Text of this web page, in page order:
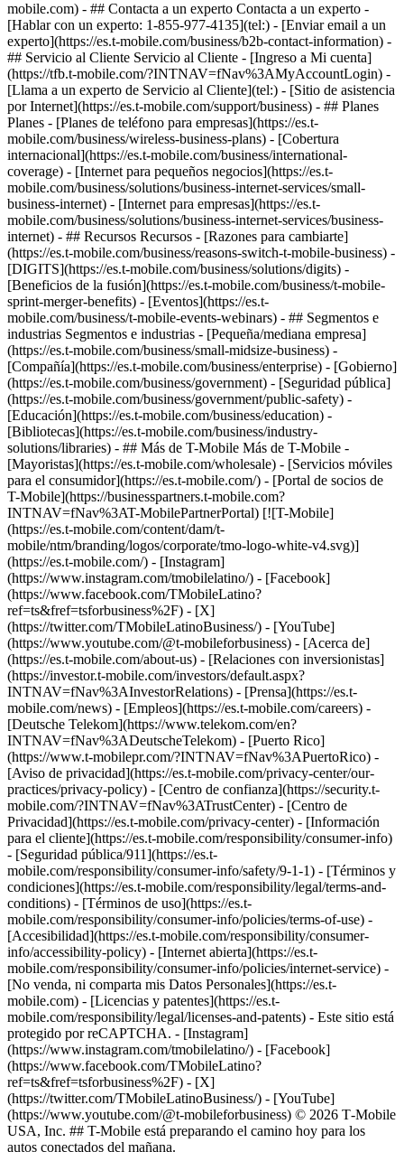
- ## Contacta a un experto Contacta a un experto -
[Hablar con un experto: 1-855-977-4135](tel:) - [Enviar email a un
experto](https://es.t-mobile.com/business/b2b-contact-information) -
## Servicio al Cliente Servicio al Cliente - [Ingreso a Mi cuenta]
(https://tfb.t-mobile.com/?INTNAV=fNav%3AMyAccountLogin) -
[Llama a un experto de Servicio al Cliente](tel:) - [Sitio de asistencia
por Internet](https://es.t-mobile.com/support/business) - ## Planes
Planes - [Planes de teléfono para empresas](https://es.t-
mobile.com/business/wireless-business-plans) - [Cobertura
internacional](https://es.t-mobile.com/business/international-
coverage) - [Internet para pequeños negocios](https://es.t-
mobile.com/business/solutions/business-internet-services/small-
business-internet) - [Internet para empresas](https://es.t-
mobile.com/business/solutions/business-internet-services/business-
internet) - ## Recursos Recursos - [Razones para cambiarte]
(https://es.t-mobile.com/business/reasons-switch-t-mobile-business) -
[DIGITS](https://es.t-mobile.com/business/solutions/digits) -
[Beneficios de la fusión](https://es.t-mobile.com/business/t-mobile-
sprint-merger-benefits) - [Eventos](https://es.t-
mobile.com/business/t-mobile-events-webinars) - ## Segmentos e
industrias Segmentos e industrias - [Pequeña/mediana empresa]
(https://es.t-mobile.com/business/small-midsize-business) -
[Compañía](https://es.t-mobile.com/business/enterprise) - [Gobierno]
(https://es.t-mobile.com/business/government) - [Seguridad pública]
(https://es.t-mobile.com/business/government/public-safety) -
[Educación](https://es.t-mobile.com/business/education) -
[Bibliotecas](https://es.t-mobile.com/business/industry-
solutions/libraries) - ## Más de T-Mobile Más de T-Mobile -
[Mayoristas](https://es.t-mobile.com/wholesale) - [Servicios móviles
para el consumidor](https://es.t-mobile.com/) - [Portal de socios de
T-Mobile](https://businesspartners.t-mobile.com?
INTNAV=fNav%3AT-MobilePartnerPortal) [![T-Mobile]
(https://es.t-mobile.com/content/dam/t-
mobile/ntm/branding/logos/corporate/tmo-logo-white-v4.svg)]
(https://es.t-mobile.com/) - [Instagram]
(https://www.instagram.com/tmobilelatino/) - [Facebook]
(https://www.facebook.com/TMobileLatino?
ref=ts&fref=tsforbusiness%2F) - [X]
(https://twitter.com/TMobileLatinoBusiness/) - [YouTube]
(https://www.youtube.com/@t-mobileforbusiness) - [Acerca de]
(https://es.t-mobile.com/about-us) - [Relaciones con inversionistas]
(https://investor.t-mobile.com/investors/default.aspx?
INTNAV=fNav%3AInvestorRelations) - [Prensa](https://es.t-
mobile.com/news) - [Empleos](https://es.t-mobile.com/careers) -
[Deutsche Telekom](https://www.telekom.com/en?
INTNAV=fNav%3ADeutscheTelekom) - [Puerto Rico]
(https://www.t-mobilepr.com/?INTNAV=fNav%3APuertoRico) -
[Aviso de privacidad](https://es.t-mobile.com/privacy-center/our-
practices/privacy-policy) - [Centro de confianza](https://security.t-
mobile.com/?INTNAV=fNav%3ATrustCenter) - [Centro de
Privacidad](https://es.t-mobile.com/privacy-center) - [Información
para el cliente](https://es.t-mobile.com/responsibility/consumer-info)
- [Seguridad pública/911](https://es.t-
mobile.com/responsibility/consumer-info/safety/9-1-1) - [Términos y
condiciones](https://es.t-mobile.com/responsibility/legal/terms-and-
conditions) - [Términos de uso](https://es.t-
mobile.com/responsibility/consumer-info/policies/terms-of-use) -
[Accesibilidad](https://es.t-mobile.com/responsibility/consumer-
info/accessibility-policy) - [Internet abierta](https://es.t-
mobile.com/responsibility/consumer-info/policies/internet-service) -
[No venda, ni comparta mis Datos Personales](https://es.t-
mobile.com) - [Licencias y patentes](https://es.t-
mobile.com/responsibility/legal/licenses-and-patents) - Este sitio está
protegido por reCAPTCHA. - [Instagram]
(https://www.instagram.com/tmobilelatino/) - [Facebook]
(https://www.facebook.com/TMobileLatino?
ref=ts&fref=tsforbusiness%2F) - [X]
(https://twitter.com/TMobileLatinoBusiness/) - [YouTube]
(https://www.youtube.com/@t-mobileforbusiness) © 2026 T‑Mobile
USA, Inc. ## T-Mobile está preparando el camino hoy para los
autos conectados del mañana.